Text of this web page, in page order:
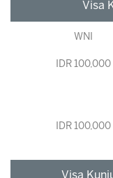
Visa
WNI
IDR 100,000
IDR 100,000
Visa